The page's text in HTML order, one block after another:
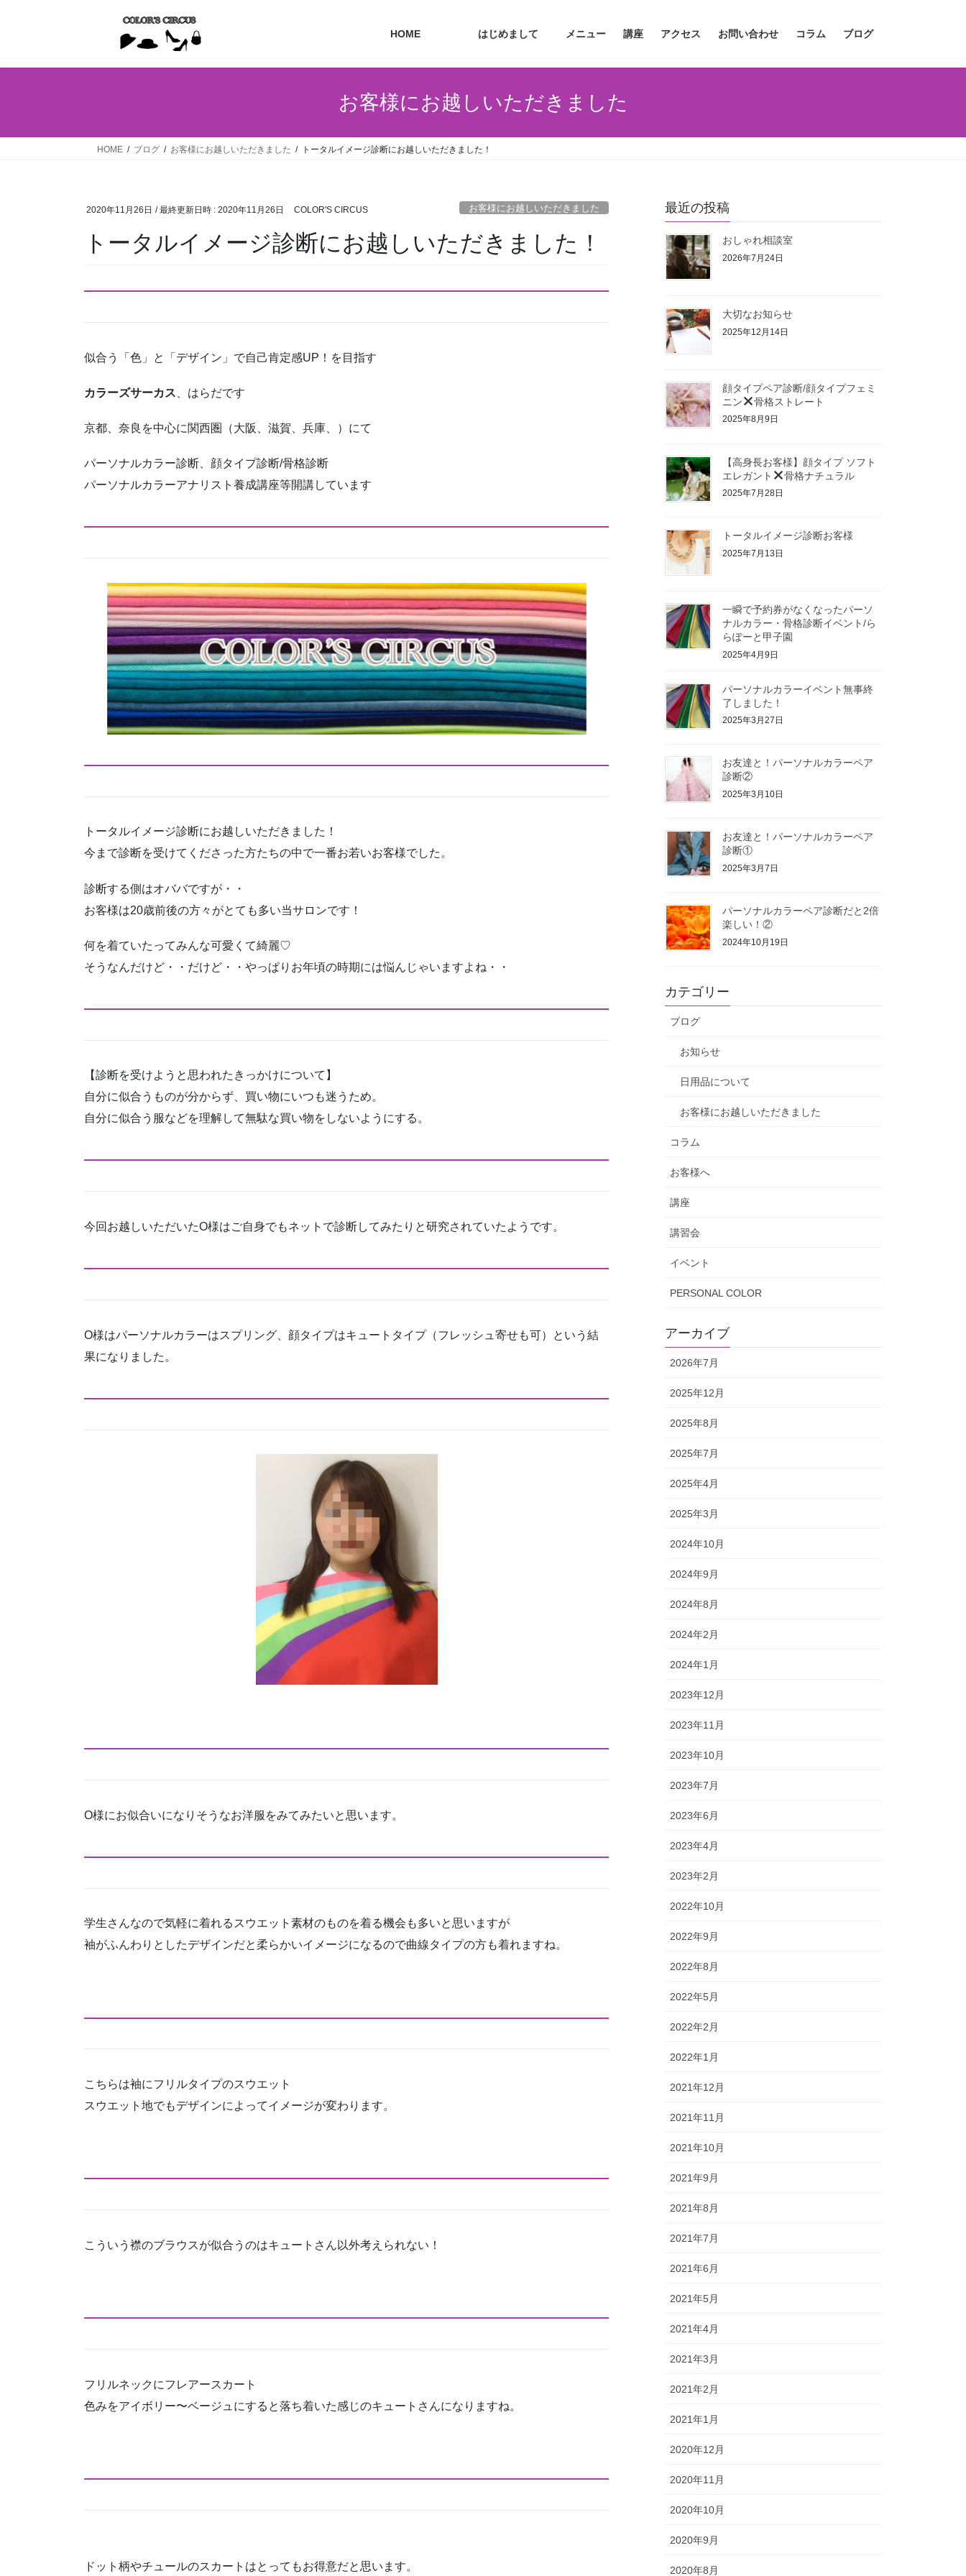
HOME はじめまして メニュー 講座 アクセス お問い合わせ コラム ブログ
お客様にお越しいただきました
HOME ブログ お客様にお越しいただきました トータルイメージ診断にお越しいただきました！
2020年11月26日 / 最終更新日時 : 2020年11月26日 COLOR'S CIRCUS お客様にお越しいただきました
トータルイメージ診断にお越しいただきました！
似合う「色」と「デザイン」で自己肯定感UP！を目指す
カラーズサーカス 、はらだです
京都、奈良を中心に関西圏（大阪、滋賀、兵庫、）にて
パーソナルカラー診断、顔タイプ診断/骨格診断
パーソナルカラーアナリスト養成講座等開講しています
トータルイメージ診断にお越しいただきました！
今まで診断を受けてくださった方たちの中で一番お若いお客様でした。
診断する側はオババですが・・
お客様は20歳前後の方々がとても多い当サロンです！
何を着ていたってみんな可愛くて綺麗♡
そうなんだけど・・だけど・・やっぱりお年頃の時期には悩んじゃいますよね・・
【診断を受けようと思われたきっかけについて】
自分に似合うものが分からず、買い物にいつも迷うため。
自分に似合う服などを理解して無駄な買い物をしないようにする。
今回お越しいただいたO様はご自身でもネットで診断してみたりと研究されていたようです。
O様はパーソナルカラーはスプリング、顔タイプはキュートタイプ（フレッシュ寄せも可）という結
果になりました。
O様にお似合いになりそうなお洋服をみてみたいと思います。
学生さんなので気軽に着れるスウエット素材のものを着る機会も多いと思いますが
袖がふんわりとしたデザインだと柔らかいイメージになるので曲線タイプの方も着れますね。
こちらは袖にフリルタイプのスウエット
スウエット地でもデザインによってイメージが変わります。
こういう襟のブラウスが似合うのはキュートさん以外考えられない！
フリルネックにフレアースカート
色みをアイボリー〜ベージュにすると落ち着いた感じのキュートさんになりますね。
ドット柄やチュールのスカートはとってもお得意だと思います。
最近の投稿
おしゃれ相談室
2026年7月24日
大切なお知らせ
2025年12月14日
顔タイプペア診断/顔タイプフェミ
ニン
骨格ストレート
2025年8月9日
【高身長お客様】顔タイプ ソフト
エレガント
骨格ナチュラル
2025年7月28日
トータルイメージ診断お客様
2025年7月13日
一瞬で予約券がなくなったパーソ
ナルカラー・骨格診断イベント/ら
らぽーと甲子園
2025年4月9日
パーソナルカラーイベント無事終
了しました！
2025年3月27日
お友達と！パーソナルカラーペア
診断②
2025年3月10日
お友達と！パーソナルカラーペア
診断①
2025年3月7日
パーソナルカラーペア診断だと2倍
楽しい！②
2024年10月19日
カテゴリー
ブログ
お知らせ
日用品について
お客様にお越しいただきました
コラム
お客様へ
講座
講習会
イベント
PERSONAL COLOR
アーカイブ
2026年7月
2025年12月
2025年8月
2025年7月
2025年4月
2025年3月
2024年10月
2024年9月
2024年8月
2024年2月
2024年1月
2023年12月
2023年11月
2023年10月
2023年7月
2023年6月
2023年4月
2023年2月
2022年10月
2022年9月
2022年8月
2022年5月
2022年2月
2022年1月
2021年12月
2021年11月
2021年10月
2021年9月
2021年8月
2021年7月
2021年6月
2021年5月
2021年4月
2021年3月
2021年2月
2021年1月
2020年12月
2020年11月
2020年10月
2020年9月
2020年8月